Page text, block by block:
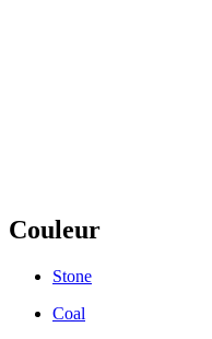
Couleur
Stone
Coal